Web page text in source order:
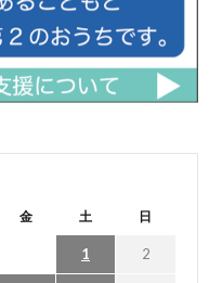
金 土 日
1 2